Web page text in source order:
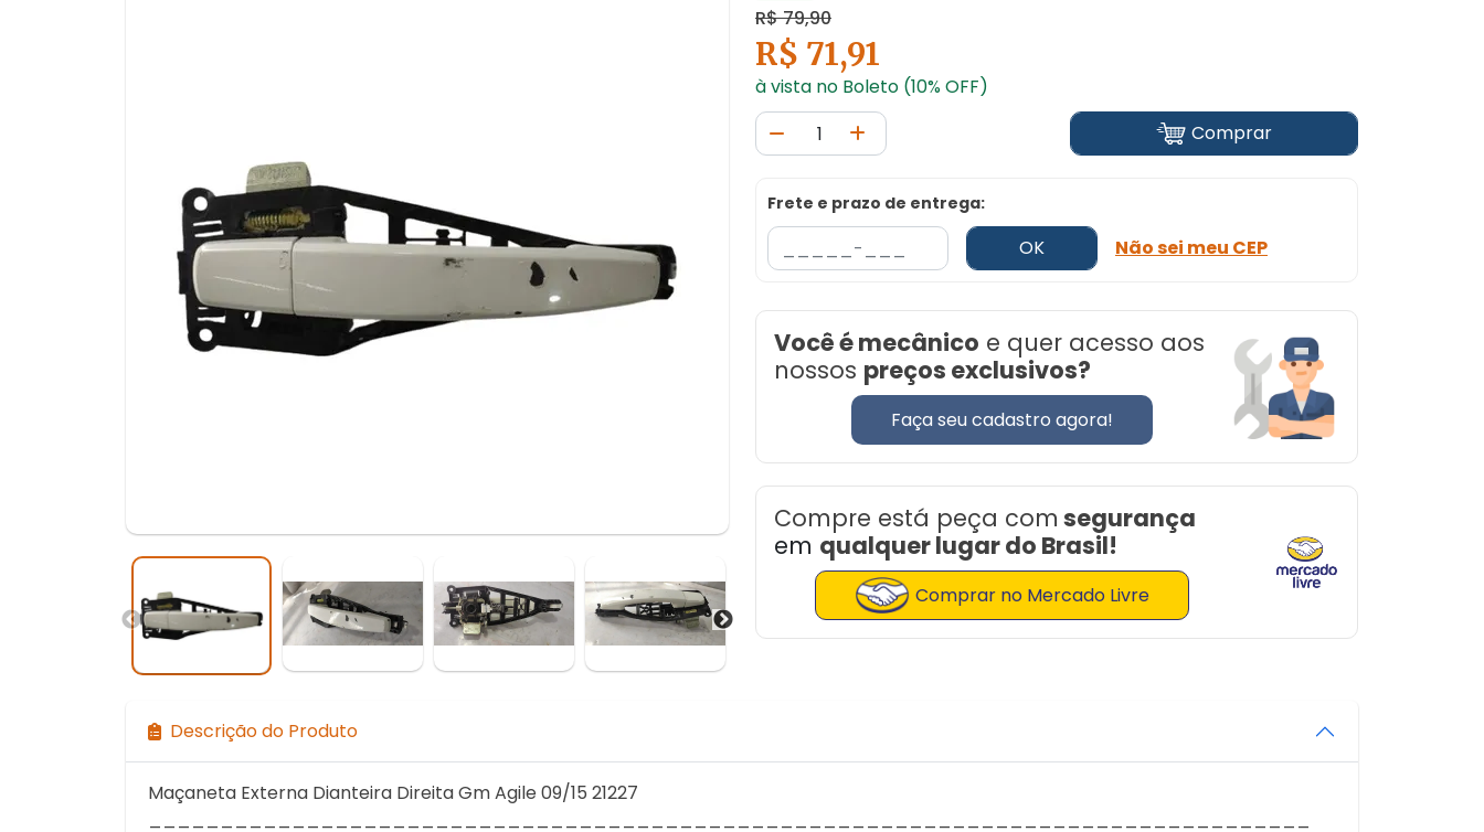
R$ 79,90
R$ 71,91
à vista no Boleto (10% OFF)
Comprar
Frete e prazo de entrega:
OK Não sei meu CEP
Você é mecânico e quer acesso aos
nossos preços exclusivos?
Faça seu cadastro agora!
Compre está peça com segurança
em qualquer lugar do Brasil!
Comprar no Mercado Livre
Descrição do Produto
Maçaneta Externa Dianteira Direita Gm Agile 09/15 21227